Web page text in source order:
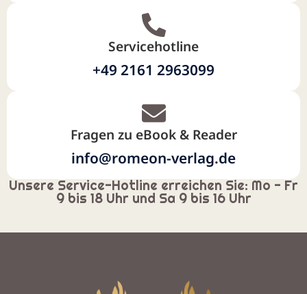
Servicehotline
+49 2161 2963099
Fragen zu eBook & Reader
info@romeon-verlag.de
Unsere Service-Hotline erreichen Sie: Mo - Fr
9 bis 18 Uhr und Sa 9 bis 16 Uhr